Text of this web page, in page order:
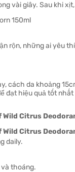
vài giây. Sau khi
rộn, những ai yêu
cách da khoảng
đạt hiệu quả tốt nhất
Citrus
Citrus
daily.
thoáng.